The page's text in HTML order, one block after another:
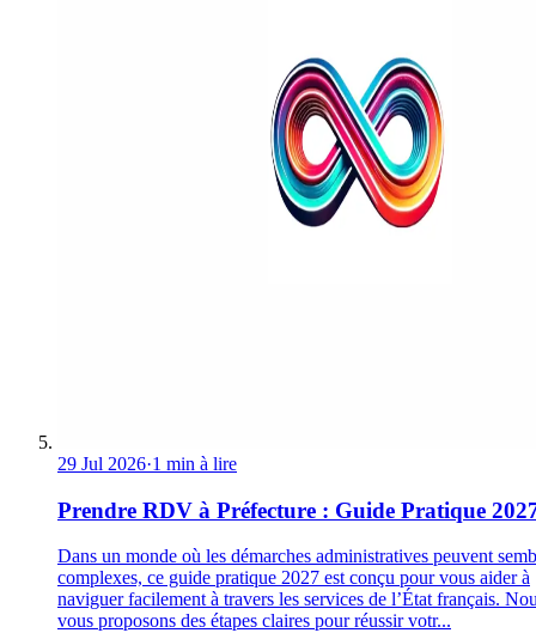
29 Jul 2026·1 min à lire
Prendre RDV à Préfecture : Guide Pratique
Dans un monde où les démarches administratives peuvent
complexes, ce guide pratique 2027 est conçu pour vous aider à
naviguer facilement à travers les services de l’État français.
vous proposons des étapes claires pour réussir votr...